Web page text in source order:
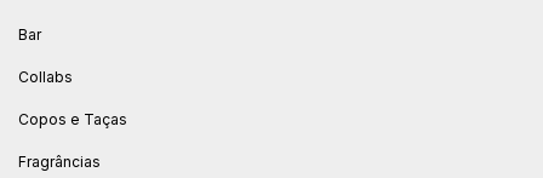
Bar
Collabs
Copos e Taças
Fragrâncias